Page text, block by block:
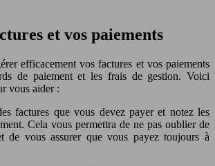
et vos paiements
efficacement vos factures et vos paiements
de paiement et les frais de gestion. Voici
vous aider :
factures que vous devez payer et notez les
Cela vous permettra de ne pas oublier de
de vous assurer que vous payez toujours à